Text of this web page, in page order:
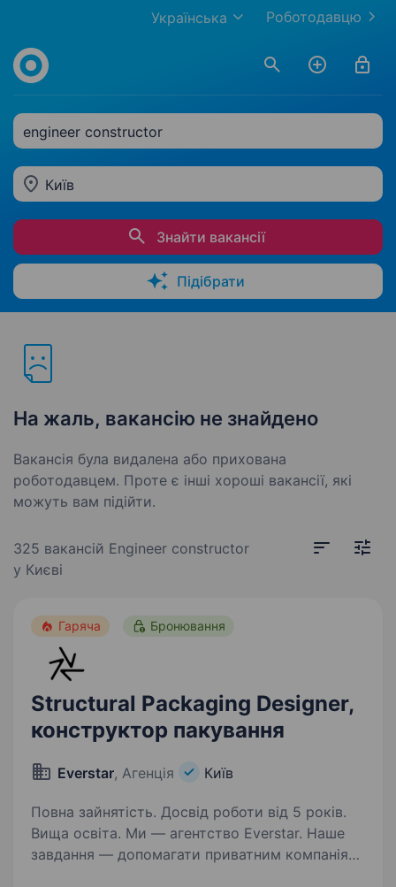
Роботодавцю
Українська
engineer constructor
Київ
Знайти вакансії
Підібрати
На жаль, вакансію не знайдено
Вакансія була видалена або прихована
роботодавцем. Проте є інші хороші вакансії, які
можуть вам підійти.
325 вакансій Engineer constructor
у Києві
Гаряча Бронювання
Structural Packaging Designer,
конструктор пакування
Everstar, Агенція Київ
Повна зайнятість. Досвід роботи від 5 років.
Вища освіта. Ми — агентство Everstar. Наше
завдання — допомагати приватним компаніям